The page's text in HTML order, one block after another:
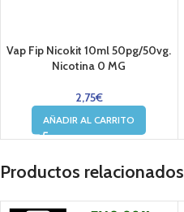
Vap Fip Nicokit 10ml 50pg/50vg.
Nicotina 0 MG
2,75€
AÑADIR AL CARRITO
Productos relacionados